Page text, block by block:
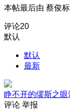
本帖最后由 蔡俊
评论20
默认
默认
最新
睁不开的缪斯之眼
评论 举报